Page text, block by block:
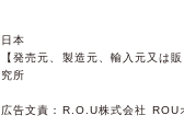
日本
【発売元、製造元、輸入元又は
究所
広告文責：R.O.U株式会社 ROU